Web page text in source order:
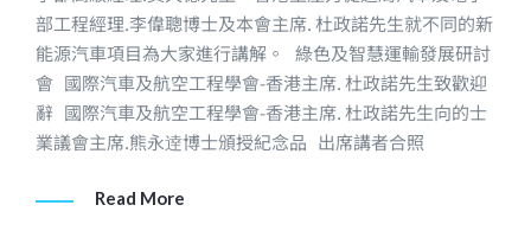
部工程經理.李偉聰博士及本會主席. 杜政諾先生就不同的新
能源汽車項目為大家進行講解。 綠色及智慧運輸發展研討
會 國際汽車及航空工程學會-香港主席. 杜政諾先生致歡迎
辭 國際汽車及航空工程學會-香港主席. 杜政諾先生向的士
業議會主席.熊永逹博士頒授紀念品 出席講者合照
Read More